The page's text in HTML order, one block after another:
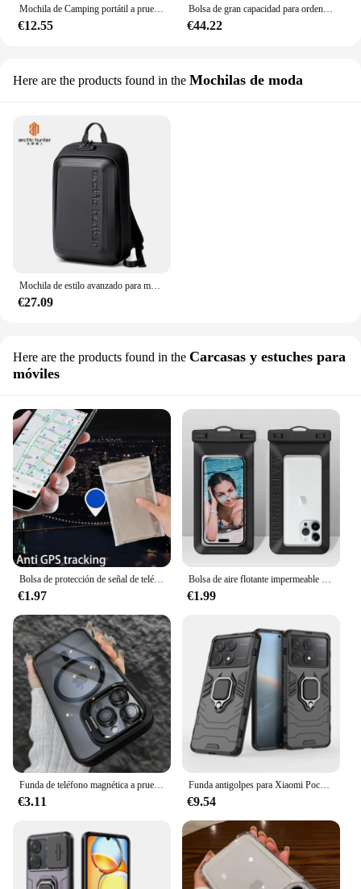
Mochila de Camping portátil a prueba de golpes Unisex, de tela Oxford, resistente al desgaste, para Picnic, 100L
€12.55
Bolsa de gran capacidad para ordenador portátil, bolso antisalpicaduras de agua con absorción de golpes, forro interior grueso y esponjoso, bolso para tableta
€44.22
Here are the products found in the Mochilas de moda
Mochila de estilo avanzado para motocicleta para hombre, carcasa dura resistente a los golpes, antirrobo de 15,6 pulgadas, nueva tendencia
€27.09
Here are the products found in the Carcasas y estuches para
móviles
€1.97 €1.99
€3.11
Funda antigolpes para Xiaomi Poco X6 Pro 5G, carcasa con soporte, armadura magnética, para Poco M6, X5, X4 Pro, M5S, F4, F3
€9.54